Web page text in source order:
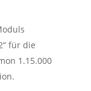
für die
1.15.000